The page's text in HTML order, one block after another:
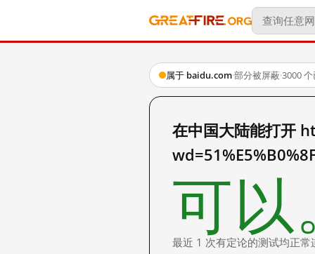
属于 baidu.com·部分被屏蔽·3000
在中国大陆能打开
可以
最近 1 次有定论的测试均正常